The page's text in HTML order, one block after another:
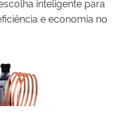
inteligente para
e economia no